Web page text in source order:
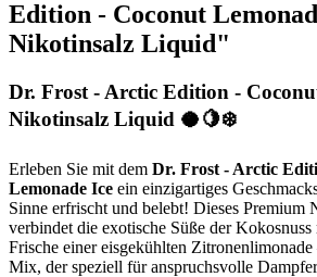
Edition - Coconut
Nikotinsalz Liquid"
Dr. Frost - Arctic Edition -
Nikotinsalz Liquid 🥥🍋❄️
Erleben Sie mit dem Dr. Frost - Arctic
Lemonade Ice ein einzigartiges
Sinne erfrischt und belebt! Dieses Premium
verbindet die exotische Süße der
Frische einer eisgekühlten
Mix, der speziell für anspruchsvolle